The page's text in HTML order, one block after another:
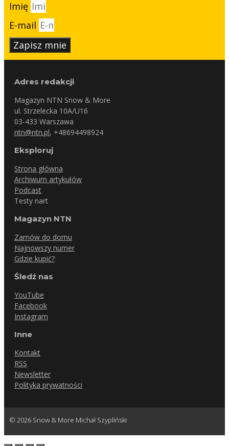
Imię
E-mail
Zapisz mnie
Adres redakcji
Magazyn NTN Snow & More
ul. Strzelecka 10A/U16
03-433 Warszawa
ntn@ntn.pl, +48694498924
Eksploruj
Strona główna
Archiwum artykułów
Podcast
Testy nart
Magazyn NTN
Zamów do domu
Najnowszy numer
Gdzie kupić?
Śledź nas
YouTube
Facebook
Instagram
Inne
Kontakt
RSS
Newsletter
Polityka prywatności
© 2026 Snow & More Michał Szypliński